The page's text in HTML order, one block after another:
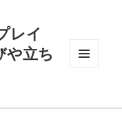
レイ
や立ち
ット